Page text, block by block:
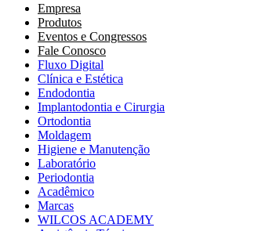
Empresa
Produtos
Eventos e Congressos
Fale Conosco
Fluxo Digital
Clínica e Estética
Endodontia
Implantodontia e Cirurgia
Ortodontia
Moldagem
Higiene e Manutenção
Laboratório
Periodontia
Acadêmico
Marcas
WILCOS ACADEMY